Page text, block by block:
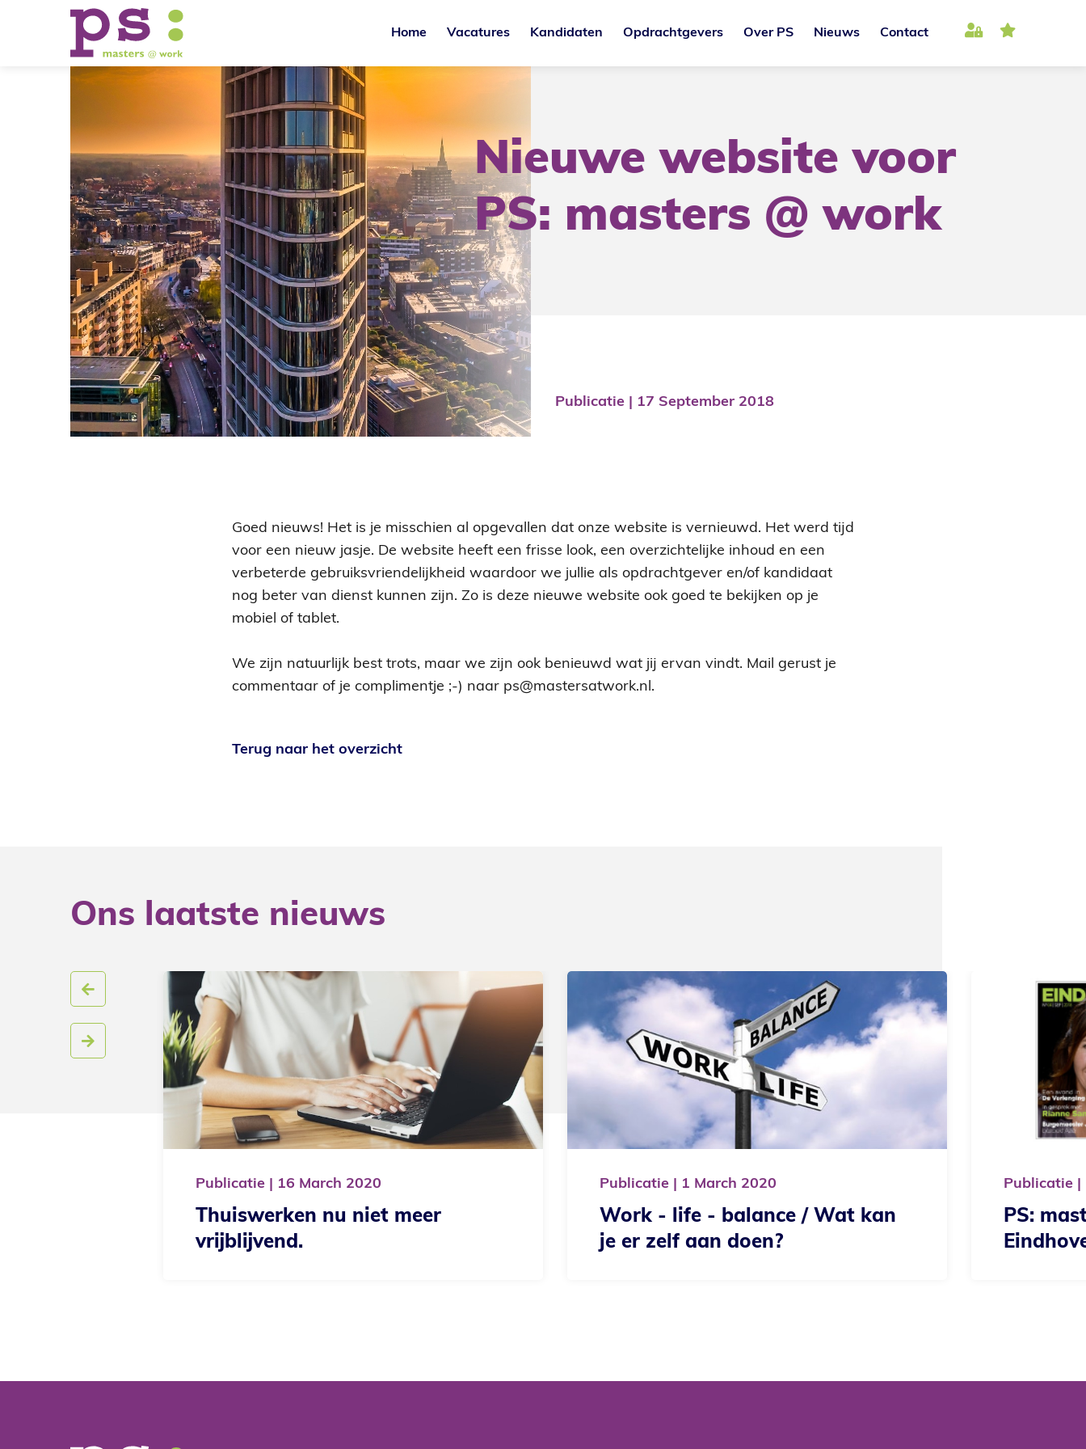
Home Vacatures Kandidaten Opdrachtgevers Over PS Nieuws Contact
Nieuwe website voor
PS: masters @ work
Publicatie 17 September 2018
Goed nieuws! Het is je misschien al opgevallen dat onze website is vernieuwd. Het werd tijd
voor een nieuw jasje. De website heeft een frisse look, een overzichtelijke inhoud en een
verbeterde gebruiksvriendelijkheid waardoor we jullie als opdrachtgever en/of kandidaat
nog beter van dienst kunnen zijn. Zo is deze nieuwe website ook goed te bekijken op je
mobiel of tablet.
We zijn natuurlijk best trots, maar we zijn ook benieuwd wat jij ervan vindt. Mail gerust je
commentaar of je complimentje ;-) naar ps@mastersatwork.nl.
Terug naar het overzicht
Ons laatste nieuws
16March2020
Thuiswerken nu niet meer
vrijblijvend.
1March2020
Work - life - balance / Wat kan
je er zelf aan doen?
18
PS: masters @
Eindhoven